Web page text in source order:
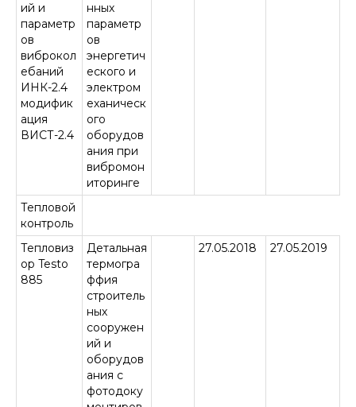
ий и
параметр
ов
виброкол
ебаний
ИНК-2.4
модифик
ация
ВИСТ-2.4
нных
параметр
ов
энергетич
еского и
электром
еханическ
ого
оборудов
ания при
вибромон
иторинге
Тепловой
контроль
Тепловиз
ор Testo
885
Детальная
термогра
ффия
строитель
ных
сооружен
ий и
оборудов
ания с
фотодоку
27.05.2018 27.05.2019